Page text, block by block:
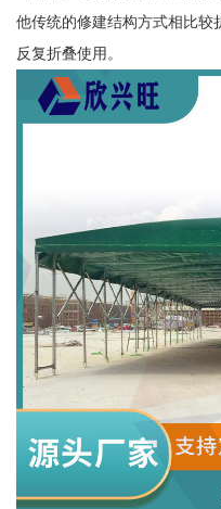
他传统的修建结构方式相比较
反复折叠使用。